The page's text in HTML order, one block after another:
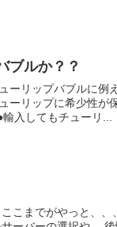
ブルか？？
プバブルに例えるバ
ーリップに希少性が
入してもチューリ...
がやっと、、、 長かっ